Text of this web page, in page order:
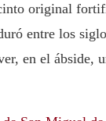
original
entre los
en el ábside,